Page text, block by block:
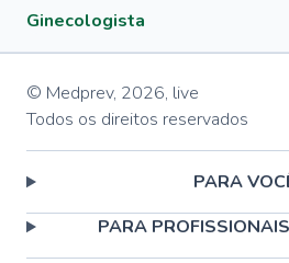
Ginecologista
© Medprev, 2026, live
Todos os direitos reservados
PARA
PARA